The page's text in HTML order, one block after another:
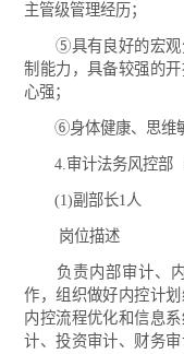
主管级管理经历；
⑤具有良好的宏观分
制能力，具备较强的
心强；
⑥身体健康、思维敏
4.审计法务风控部（
(1)副部长1人
岗位描述
负责内部审计、内
作，组织做好内控计
内控流程优化和信息
计、投资审计、财务